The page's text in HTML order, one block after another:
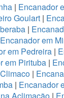
| Encanador
Goulart |
|
Encanador em
em Pedreira|
em Pirituba |
|
| Encanador
Aclimação|